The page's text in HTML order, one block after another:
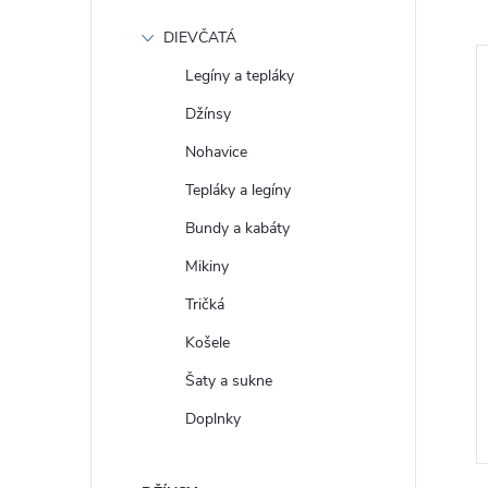
DIEVČATÁ
Legíny a tepláky
Džínsy
Nohavice
Tepláky a legíny
Bundy a kabáty
Mikiny
Tričká
Košele
Šaty a sukne
Doplnky
GAP Dámské Lněné midi šaty
€94
Skladom